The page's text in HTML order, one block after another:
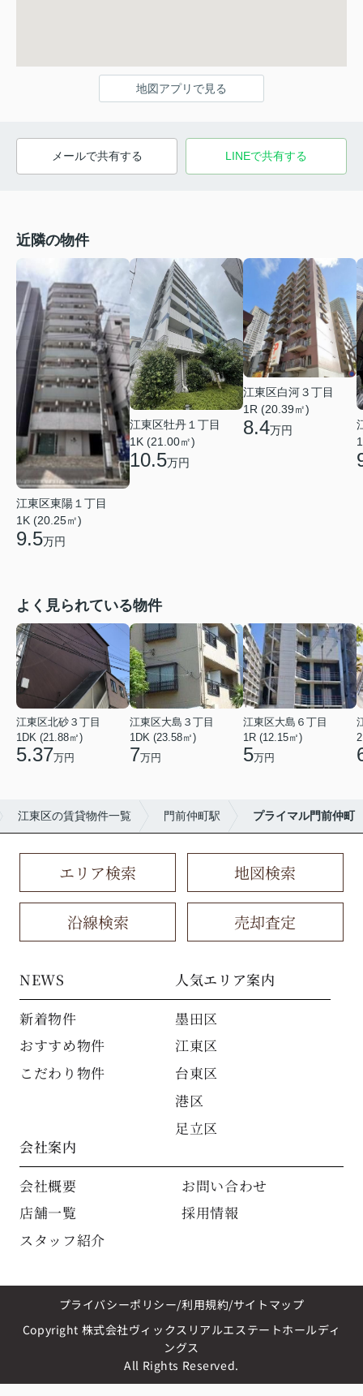
地図アプリで見る
メールで共有する LINEで共有する
近隣の物件
江東区東陽１丁目
1K (20.25㎡)
9.5万円
江東区牡丹１丁目
1K (21.00㎡)
10.5万円
江東区白河３丁目
1R (20.39㎡)
8.4万円
よく見られている物件
江東区北砂３丁目
1DK (21.88㎡)
5.37万円
江東区大島３丁目
1DK (23.58㎡)
7万円
江東区大島６丁目
1R (12.15㎡)
5万円
江東区の賃貸物件一覧 門前仲町駅 プライマル門前仲町
エリア検索 地図検索
沿線検索 売却査定
NEWS
新着物件
おすすめ物件
こだわり物件
人気エリア案内
墨田区
江東区
台東区
港区
足立区
会社案内
会社概要
店舗一覧
スタッフ紹介
お問い合わせ
採用情報
プライバシーポリシー 利用規約 サイトマップ
Copyright 株式会社ヴィックスリアルエステートホールディ
ングス
All Rights Reserved.